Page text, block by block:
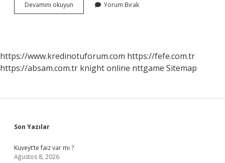
Devamını okuyun
Dibindeki
Yorum Bırak
https://www.kredinotuforum.com https://fefe.com.tr
https://absam.com.tr knight online nttgame Sitemap
Sidebar
Son Yazılar
Kuveyt’te faiz var mı ?
Ağustos 8, 2026